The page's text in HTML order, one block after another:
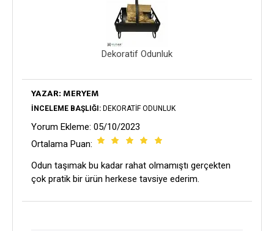
Dekoratif Odunluk
YAZAR: MERYEM
İNCELEME BAŞLIĞI: DEKORATIF ODUNLUK
Yorum Ekleme: 05/10/2023
Ortalama Puan:
Odun taşımak bu kadar rahat olmamıştı gerçekten
çok pratik bir ürün herkese tavsiye ederim.